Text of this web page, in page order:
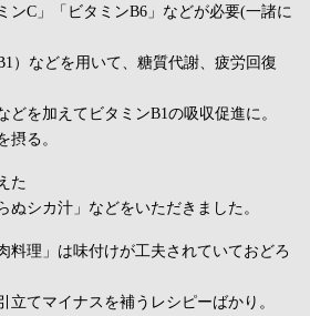
ンC」「ビタミンB6」などが必要(一諸に
）などを用いて、糖質代謝、疲労回復
どを加えてビタミンB1の吸収促進に。
摂る。
た
ぬシカ汁」などをいただきました。
料理」は味付けが工夫されていておどろ
立てマイナスを補うレシピーばかり。